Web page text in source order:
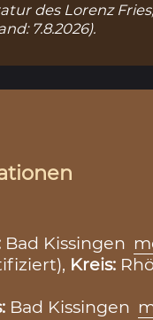
des Lorenz Fries,
7.8.2026).
Bad Kissingen
Kreis:
Bad Kissingen